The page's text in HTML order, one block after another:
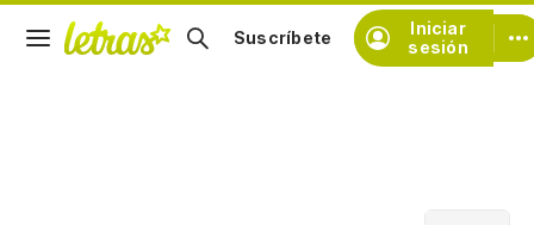
Iniciar
sesión
Suscríbete